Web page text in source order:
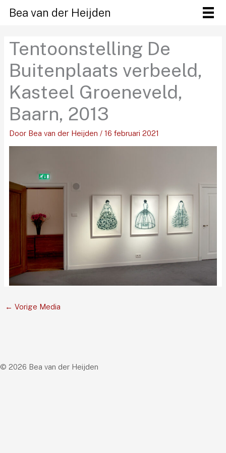
naar
inhoud
Bea van der Heijden
Tentoonstelling De
Buitenplaats verbeeld,
Kasteel Groeneveld,
Baarn, 2013
Door Bea van der Heijden / 16 februari 2021
← Vorige Media
© 2026 Bea van der Heijden